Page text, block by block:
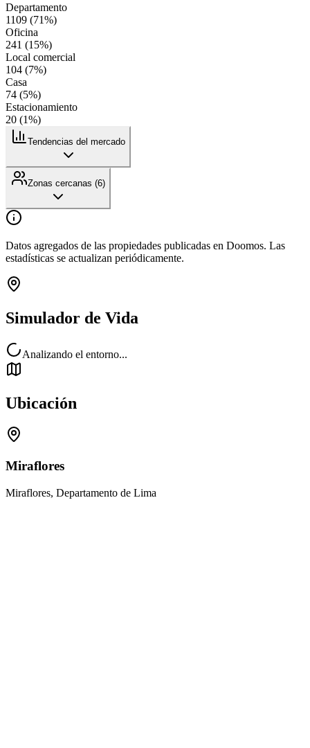
Departamento
1109 (71%)
Oficina
241 (15%)
Local comercial
104 (7%)
Casa
74 (5%)
Estacionamiento
20 (1%)
Tendencias del mercado
Zonas cercanas (6)
Datos agregados de las propiedades publicadas en Doomos. Las
estadísticas se actualizan periódicamente.
Simulador de Vida
Analizando el entorno...
Ubicación
Miraflores
Miraflores, Departamento de Lima